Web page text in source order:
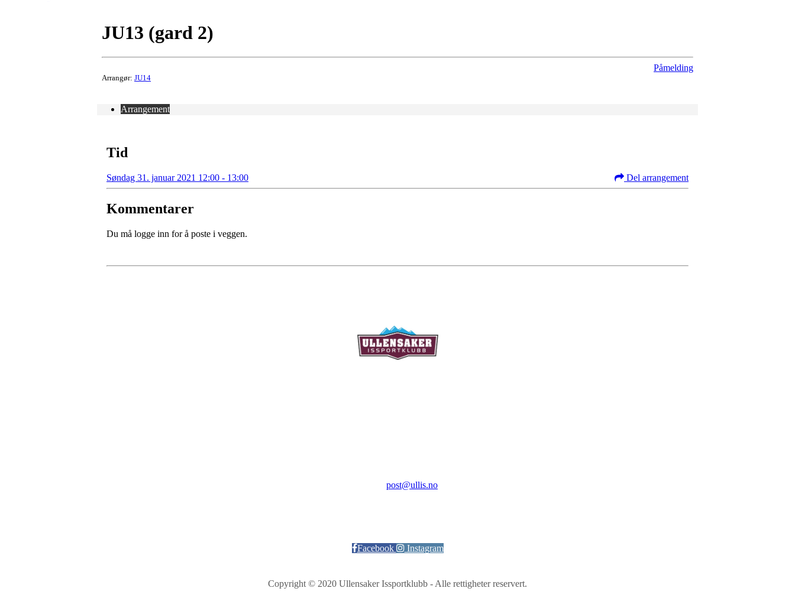
JU13 (gard 2)
Arrangør: JU14
Påmelding
Arrangement
Tid
Søndag 31. januar 2021 12:00 - 13:00 Del arrangement
Kommentarer
Du må logge inn for å poste i veggen.
post@ullis.no
Facebook Instagram
Copyright © 2020 Ullensaker Issportklubb - Alle rettigheter reservert.